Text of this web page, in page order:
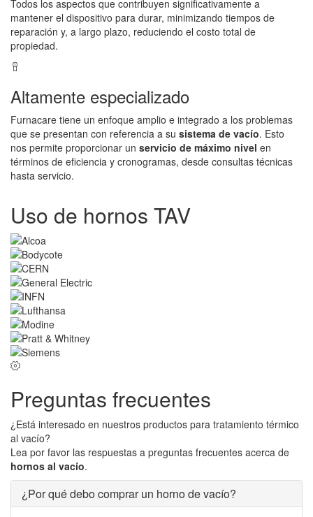
Todos los aspectos que contribuyen significativamente a
mantener el dispositivo para durar, minimizando tiempos de
reparación y, a largo plazo, reduciendo el costo total de
propiedad.
Altamente especializado
Furnacare tiene un enfoque amplio e integrado a los problemas
que se presentan con referencia a su sistema de vacío. Esto
nos permite proporcionar un servicio de máximo nivel en
términos de eficiencia y cronogramas, desde consultas técnicas
hasta servicio.
Uso de hornos TAV
Preguntas frecuentes
¿Está interesado en nuestros productos para tratamiento térmico
al vacío?
Lea por favor las respuestas a preguntas frecuentes acerca de
hornos al vacío.
¿Por qué debo comprar un horno de vacío?